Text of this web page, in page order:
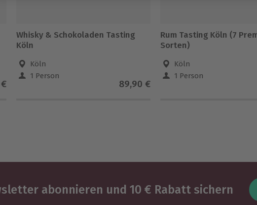
Whisky & Schokoladen Tasting
Köln
Köln
1 Person
89,90 €
Rum Tasting Köln (7
Sorten)
Köln
1 Person
abonnieren und 10 € Rabatt sichern